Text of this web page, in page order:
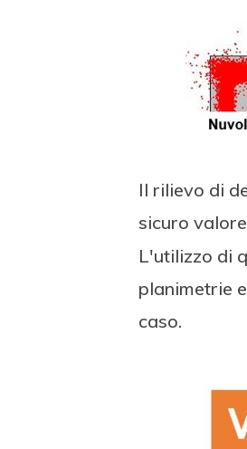
Il rilievo di
sicuro
L'utilizzo di
planimetrie
caso.